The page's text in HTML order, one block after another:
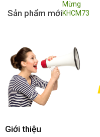
Sản phẩm mới
Giới thiệu